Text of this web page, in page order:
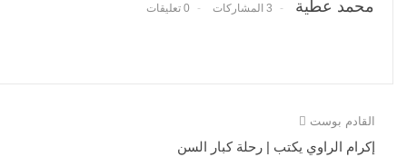
محمد عطية 3 المشاركات 0 تعليقات
القادم بوست
إكرام الراوي يكتب | رحلة كبار السن